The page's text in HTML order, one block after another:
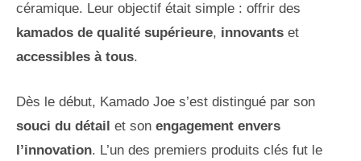
céramique. Leur objectif était simple : offrir des
kamados de qualité supérieure, innovants et
accessibles à tous.
Dès le début, Kamado Joe s’est distingué par son
souci du détail et son engagement envers
l’innovation. L’un des premiers produits clés fut le